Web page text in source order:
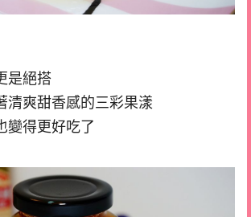
是絕搭
清爽甜香感的三彩果漾
變得更好吃了